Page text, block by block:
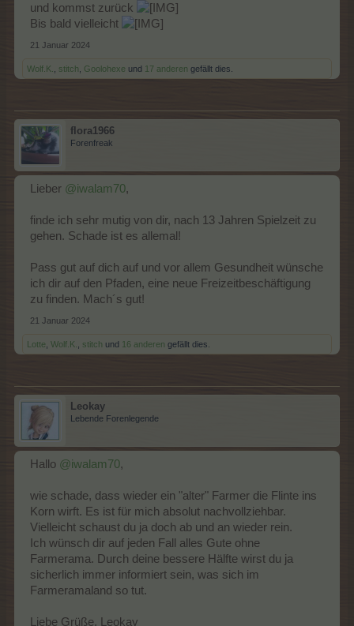
und kommst zurück
Bis bald vielleicht
21 Januar 2024
Wolf.K., stitch, Goolohexe und 17 anderen gefällt dies.
flora1966
Forenfreak
Lieber @iwalam70,
finde ich sehr mutig von dir, nach 13 Jahren Spielzeit zu
gehen. Schade ist es allemal!
Pass gut auf dich auf und vor allem Gesundheit wünsche
ich dir auf den Pfaden, eine neue Freizeitbeschäftigung
zu finden. Mach´s gut!
21 Januar 2024
Lotte, Wolf.K., stitch und 16 anderen gefällt dies.
Leokay
Lebende Forenlegende
Hallo @iwalam70,
wie schade, dass wieder ein "alter" Farmer die Flinte ins
Korn wirft. Es ist für mich absolut nachvollziehbar.
Vielleicht schaust du ja doch ab und an wieder rein.
Ich wünsch dir auf jeden Fall alles Gute ohne
Farmerama. Durch deine bessere Hälfte wirst du ja
sicherlich immer informiert sein, was sich im
Farmeramaland so tut.
Liebe Grüße, Leokay